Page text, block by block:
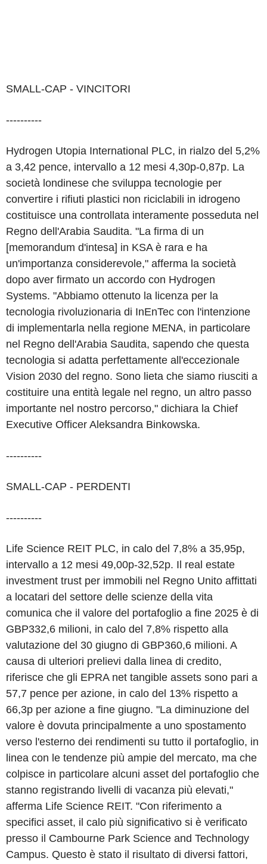
SMALL-CAP - VINCITORI
----------
Hydrogen Utopia International PLC, in rialzo del 5,2%
a 3,42 pence, intervallo a 12 mesi 4,30p-0,87p. La
società londinese che sviluppa tecnologie per
convertire i rifiuti plastici non riciclabili in idrogeno
costituisce una controllata interamente posseduta nel
Regno dell'Arabia Saudita. "La firma di un
[memorandum d'intesa] in KSA è rara e ha
un'importanza considerevole," afferma la società
dopo aver firmato un accordo con Hydrogen
Systems. "Abbiamo ottenuto la licenza per la
tecnologia rivoluzionaria di InEnTec con l'intenzione
di implementarla nella regione MENA, in particolare
nel Regno dell'Arabia Saudita, sapendo che questa
tecnologia si adatta perfettamente all'eccezionale
Vision 2030 del regno. Sono lieta che siamo riusciti a
costituire una entità legale nel regno, un altro passo
importante nel nostro percorso," dichiara la Chief
Executive Officer Aleksandra Binkowska.
----------
SMALL-CAP - PERDENTI
----------
Life Science REIT PLC, in calo del 7,8% a 35,95p,
intervallo a 12 mesi 49,00p-32,52p. Il real estate
investment trust per immobili nel Regno Unito affittati
a locatari del settore delle scienze della vita
comunica che il valore del portafoglio a fine 2025 è di
GBP332,6 milioni, in calo del 7,8% rispetto alla
valutazione del 30 giugno di GBP360,6 milioni. A
causa di ulteriori prelievi dalla linea di credito,
riferisce che gli EPRA net tangible assets sono pari a
57,7 pence per azione, in calo del 13% rispetto a
66,3p per azione a fine giugno. "La diminuzione del
valore è dovuta principalmente a uno spostamento
verso l'esterno dei rendimenti su tutto il portafoglio, in
linea con le tendenze più ampie del mercato, ma che
colpisce in particolare alcuni asset del portafoglio che
stanno registrando livelli di vacanza più elevati,"
afferma Life Science REIT. "Con riferimento a
specifici asset, il calo più significativo si è verificato
presso il Cambourne Park Science and Technology
Campus. Questo è stato il risultato di diversi fattori,